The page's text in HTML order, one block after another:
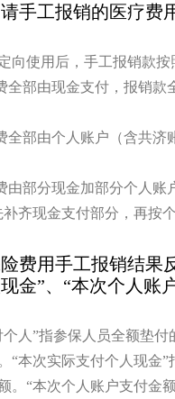
手工报销的医疗费
使用后，手工报销款按
部由现金支付，报销款
部由个人账户（含共济
部分现金加部分个人账
补齐现金支付部分，再按
费用手工报销结果
金”、“本次个人账
”指参保人员全额垫付
“本次实际支付个人现金
。“本次个人账户支付金